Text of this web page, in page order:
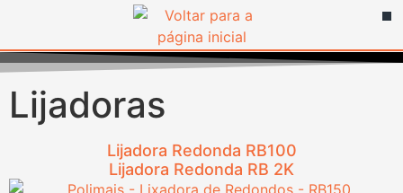
Lijadoras
Lijadora Redonda RB100
Lijadora Redonda RB 2K